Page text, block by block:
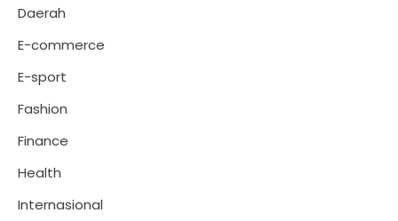
Daerah
E-commerce
E-sport
Fashion
Finance
Health
Internasional